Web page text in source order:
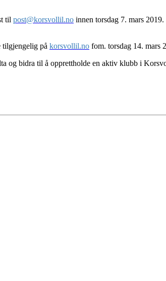
til post@korsvollil.no innen torsdag 7. mars
på korsvollil.no fom. torsdag 14. mars
og bidra til å opprettholde en aktiv klubb i